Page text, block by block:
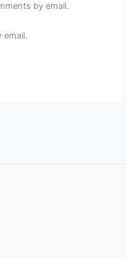
by email.
email.